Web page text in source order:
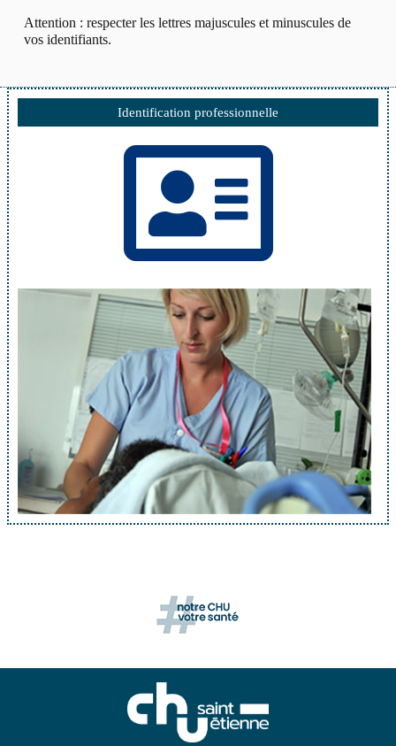
Identification professionnelle
Attention : respecter les lettres majuscules et minuscules de
vos identifiants.